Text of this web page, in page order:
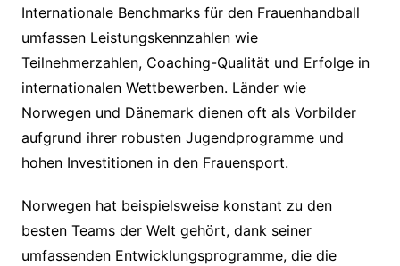
Internationale Benchmarks für den Frauenhandball
umfassen Leistungskennzahlen wie
Teilnehmerzahlen, Coaching-Qualität und Erfolge in
internationalen Wettbewerben. Länder wie
Norwegen und Dänemark dienen oft als Vorbilder
aufgrund ihrer robusten Jugendprogramme und
hohen Investitionen in den Frauensport.
Norwegen hat beispielsweise konstant zu den
besten Teams der Welt gehört, dank seiner
umfassenden Entwicklungsprogramme, die die